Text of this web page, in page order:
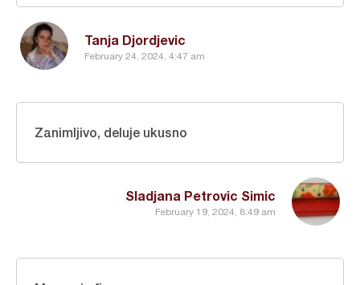
Tanja Djordjevic
February 24, 2024, 4:47 am
Sladjana Petrovic Simic
February 19, 2024, 8:49 am
Zanimljivo, deluje ukusno